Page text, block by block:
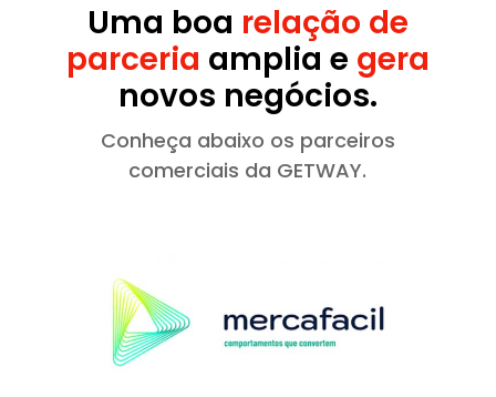
Uma boa relação de
parceria amplia e gera
novos negócios.
Conheça abaixo os parceiros
comerciais da GETWAY.